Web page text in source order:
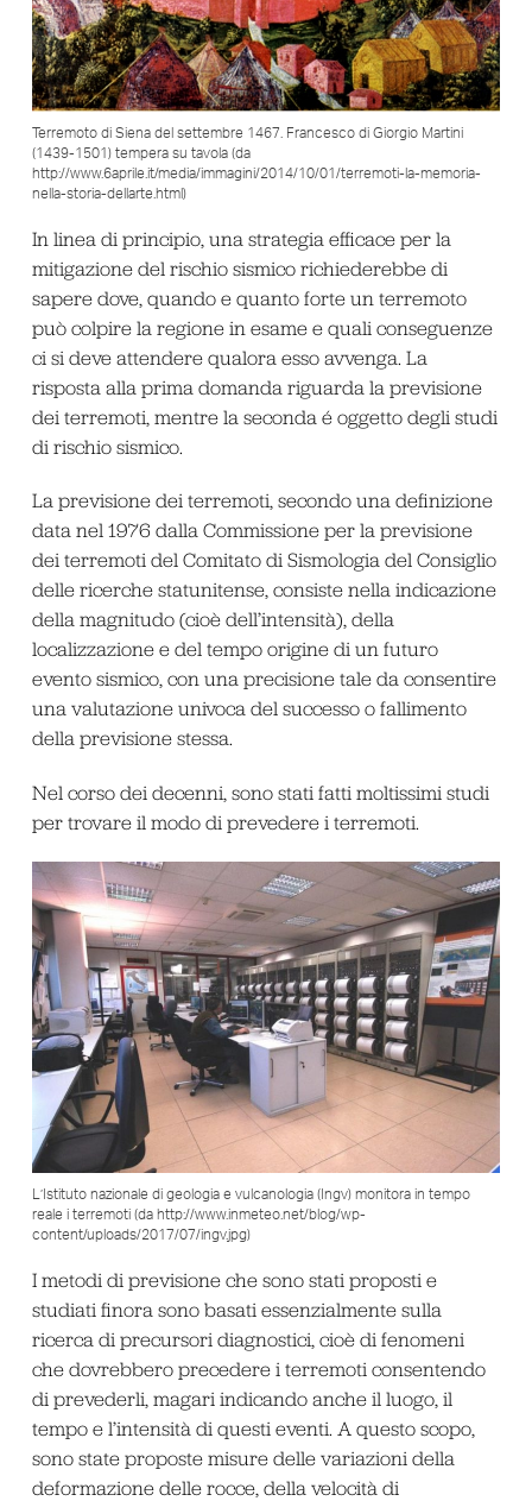
Terremoto di Siena del settembre 1467. Francesco di Giorgio Martini
(1439-1501) tempera su tavola (da
http://www.6aprile.it/media/immagini/2014/10/01/terremoti-la-memoria-
nella-storia-dellarte.html)
In linea di principio, una strategia efficace per la
mitigazione del rischio sismico richiederebbe di
sapere dove, quando e quanto forte un terremoto
può colpire la regione in esame e quali conseguenze
ci si deve attendere qualora esso avvenga. La
risposta alla prima domanda riguarda la previsione
dei terremoti, mentre la seconda é oggetto degli studi
di rischio sismico.
La previsione dei terremoti, secondo una definizione
data nel 1976 dalla Commissione per la previsione
dei terremoti del Comitato di Sismologia del Consiglio
delle ricerche statunitense, consiste nella indicazione
della magnitudo (cioè dell’intensità), della
localizzazione e del tempo origine di un futuro
evento sismico, con una precisione tale da consentire
una valutazione univoca del successo o fallimento
della previsione stessa.
Nel corso dei decenni, sono stati fatti moltissimi studi
per trovare il modo di prevedere i terremoti.
L’Istituto nazionale di geologia e vulcanologia (Ingv) monitora in tempo
reale i terremoti (da http://www.inmeteo.net/blog/wp-
content/uploads/2017/07/ingv.jpg)
I metodi di previsione che sono stati proposti e
studiati finora sono basati essenzialmente sulla
ricerca di precursori diagnostici, cioè di fenomeni
che dovrebbero precedere i terremoti consentendo
di prevederli, magari indicando anche il luogo, il
tempo e l’intensità di questi eventi. A questo scopo,
sono state proposte misure delle variazioni della
deformazione delle rocce, della velocità di